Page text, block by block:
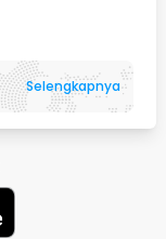
Selengkapnya